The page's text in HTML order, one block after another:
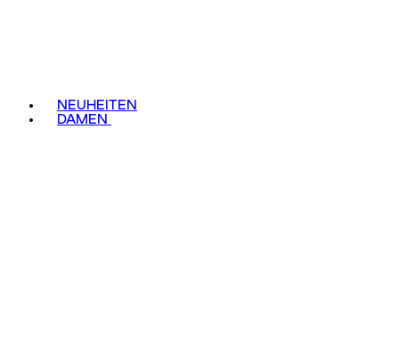
NEUHEITEN
DAMEN